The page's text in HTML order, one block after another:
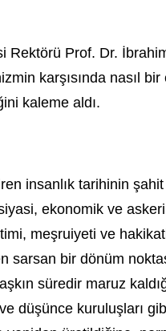
Rektörü Prof. Dr.
karşısında nasıl bir
kaleme aldı.
insanlık tarihinin
ekonomik ve
meşruiyeti ve
sarsan bir dönüm
süredir maruz
düşünce kuruluşları